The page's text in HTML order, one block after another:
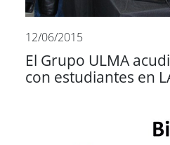
12/06/2015
El Grupo ULMA
con estudiantes en